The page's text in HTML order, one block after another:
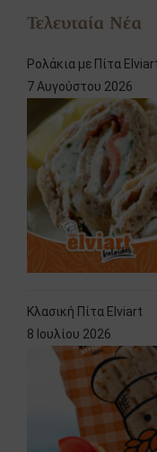
Τελευταία Νέα
Ρολάκια με Πίτα
7 Αυγούστου 2026
Κλασική Πίτα Elviart
8 Ιουλίου 2026